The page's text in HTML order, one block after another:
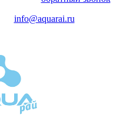
info@aquarai.ru